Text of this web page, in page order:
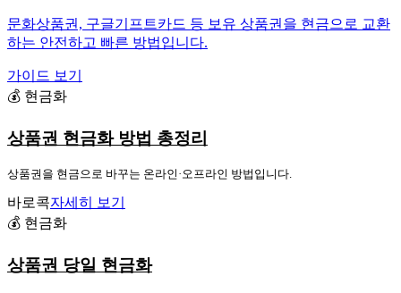
문화상품권, 구글기프트카드 등 보유 상품권을 현금으로 교환
하는 안전하고 빠른 방법입니다.
가이드 보기
💰 현금화
상품권 현금화 방법 총정리
상품권을 현금으로 바꾸는 온라인·오프라인 방법입니다.
바로콕자세히 보기
💰 현금화
상품권 당일 현금화